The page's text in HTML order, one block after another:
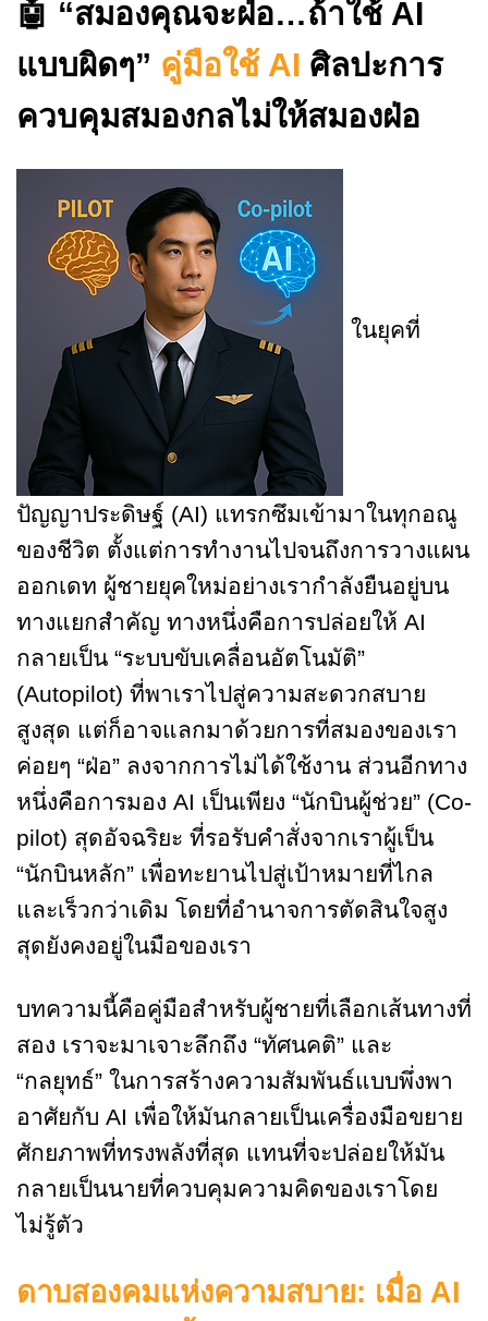
🤖 “สมองคุณจะฝ่อ…ถ้าใช้ AI
แบบผิดๆ” คู่มือใช้ AI ศิลปะการ
ควบคุมสมองกลไม่ให้สมองฝ่อ
ในยุคที่
ปัญญาประดิษฐ์ (AI) แทรกซึมเข้ามาในทุกอณู
ของชีวิต ตั้งแต่การทำงานไปจนถึงการวางแผน
ออกเดท ผู้ชายยุคใหม่อย่างเรากำลังยืนอยู่บน
ทางแยกสำคัญ ทางหนึ่งคือการปล่อยให้ AI
กลายเป็น “ระบบขับเคลื่อนอัตโนมัติ”
(Autopilot) ที่พาเราไปสู่ความสะดวกสบาย
สูงสุด แต่ก็อาจแลกมาด้วยการที่สมองของเรา
ค่อยๆ “ฝ่อ” ลงจากการไม่ได้ใช้งาน ส่วนอีกทาง
หนึ่งคือการมอง AI เป็นเพียง “นักบินผู้ช่วย” (Co-
pilot) สุดอัจฉริยะ ที่รอรับคำสั่งจากเราผู้เป็น
“นักบินหลัก” เพื่อทะยานไปสู่เป้าหมายที่ไกล
และเร็วกว่าเดิม โดยที่อำนาจการตัดสินใจสูง
สุดยังคงอยู่ในมือของเรา
บทความนี้คือคู่มือสำหรับผู้ชายที่เลือกเส้นทางที่
สอง เราจะมาเจาะลึกถึง “ทัศนคติ” และ
“กลยุทธ์” ในการสร้างความสัมพันธ์แบบพึ่งพา
อาศัยกับ AI เพื่อให้มันกลายเป็นเครื่องมือขยาย
ศักยภาพที่ทรงพลังที่สุด แทนที่จะปล่อยให้มัน
กลายเป็นนายที่ควบคุมความคิดของเราโดย
ไม่รู้ตัว
ดาบสองคมแห่งความสบาย: เมื่อ AI